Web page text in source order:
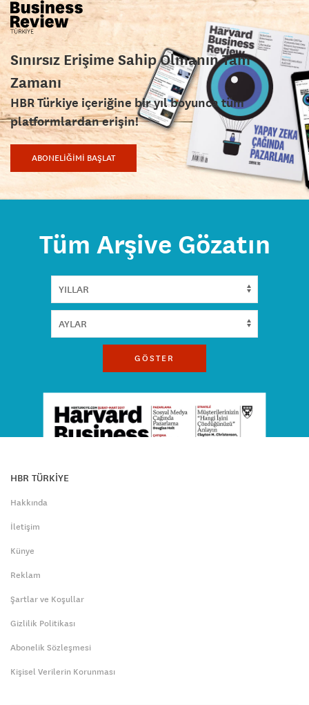
Sınırsız Erişime Sahip Olmanın Tam
Zamanı
HBR Türkiye içeriğine bir yıl boyunca tüm
platformlardan erişin!
ABONELİĞİMİ BAŞLAT
Tüm Arşive Gözatın
GÖSTER
HBR TÜRKİYE
Hakkında
İletişim
Künye
Reklam
Şartlar ve Koşullar
Gizlilik Politikası
Abonelik Sözleşmesi
Kişisel Verilerin Korunması